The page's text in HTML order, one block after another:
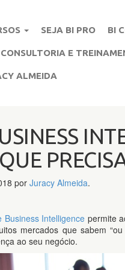
SEJA BI PRO BI
CONSULTORIA E
ALMEIDA
por Juracy Almeida.
Business Intelligence permite
mercados que sabem
ao seu negócio.